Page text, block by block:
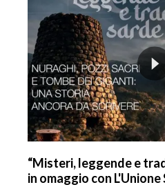
“Misteri, leggende e
in omaggio con L'Unione